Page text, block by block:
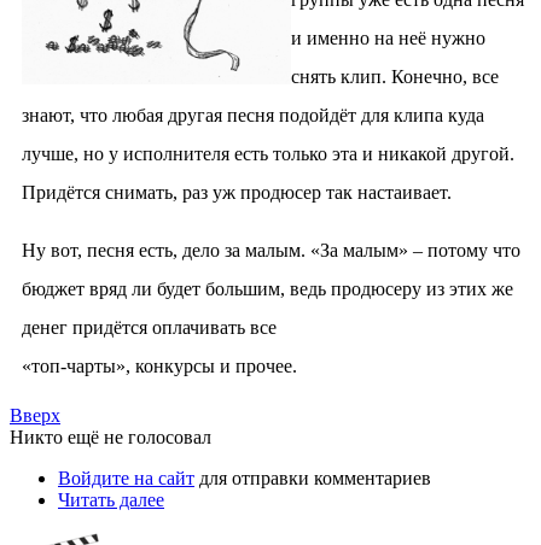
и именно на неё нужно
снять клип. Конечно, все
знают, что любая другая песня подойдёт для клипа куда
лучше, но у исполнителя есть только эта и никакой другой.
Придётся снимать, раз уж продюсер так настаивает.
Ну вот, песня есть, дело за малым. «За малым» – потому что
бюджет вряд ли будет большим, ведь продюсеру из этих же
денег придётся оплачивать все
«топ-чарты», конкурсы и прочее.
Вверх
Никто ещё не голосовал
Войдите на сайт для отправки комментариев
Читать далее